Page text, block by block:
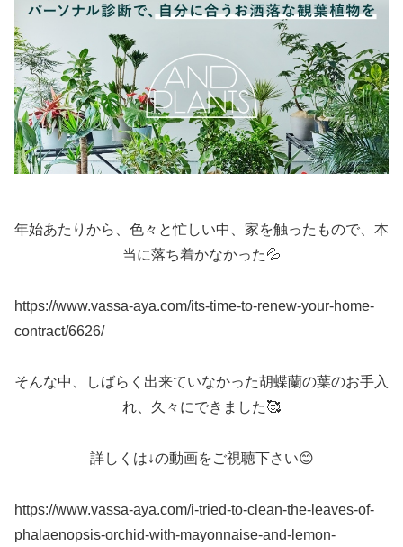
年始あたりから、色々と忙しい中、家を触ったもので、本
当に落ち着かなかった💦
https://www.vassa-aya.com/its-time-to-renew-your-home-
contract/6626/
そんな中、しばらく出来ていなかった胡蝶蘭の葉のお手入
れ、久々にできました🥰
詳しくは↓の動画をご視聴下さい😊
https://www.vassa-aya.com/i-tried-to-clean-the-leaves-of-
phalaenopsis-orchid-with-mayonnaise-and-lemon-